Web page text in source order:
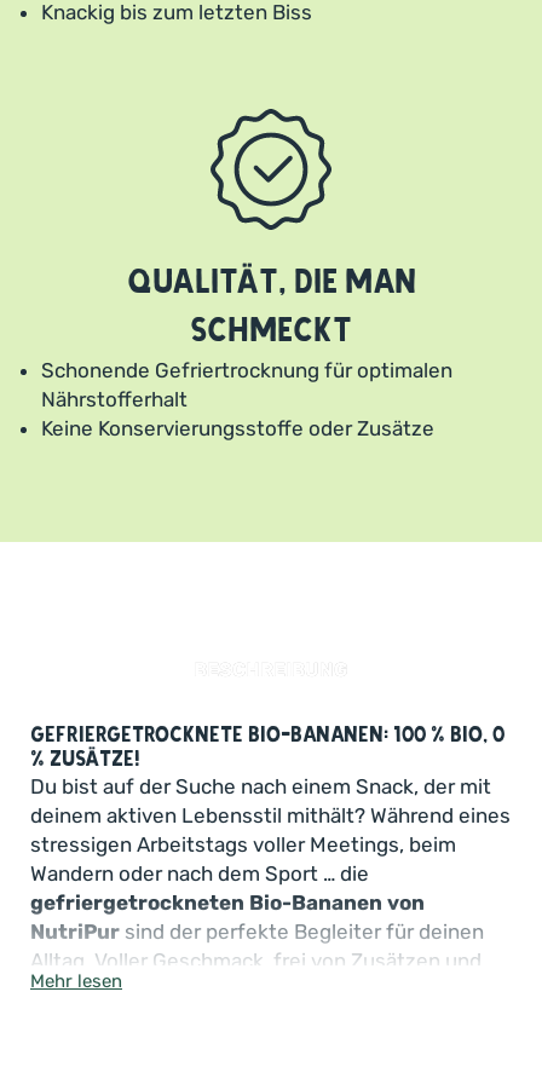
Knackig bis zum letzten Biss
Qualität, die man
schmeckt
Schonende Gefriertrocknung für optimalen
Nährstofferhalt
Keine Konservierungsstoffe oder Zusätze
Gefriergetrocknete Bio-Bananen: 100 % Bio, 0
% Zusätze!
Du bist auf der Suche nach einem Snack, der mit
deinem aktiven Lebensstil mithält? Während eines
stressigen Arbeitstags voller Meetings, beim
Wandern oder nach dem Sport … die
gefriergetrockneten Bio-Bananen von
NutriPur sind der perfekte Begleiter für deinen
Alltag. Voller Geschmack, frei von Zusätzen und
100 % natürlich – so geht bewusster Genuss
Mehr lesen